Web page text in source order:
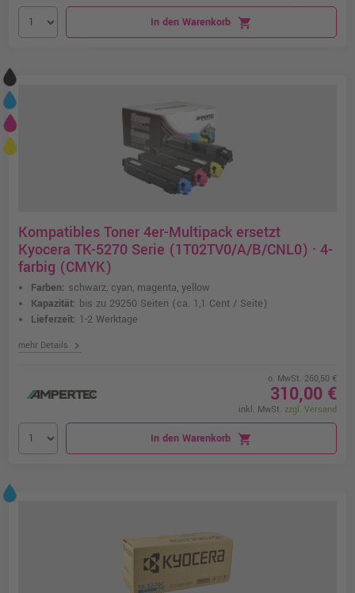
In den Warenkorb shopping_cart
Kompatibles Toner 4er-Multipack ersetzt
Kyocera TK-5270 Serie (1T02TV0/A/B/CNL0) · 4-
farbig (CMYK)
Farben: schwarz, cyan, magenta, yellow
Kapazität: bis zu 29250 Seiten (ca. 1,1 Cent / Seite)
Lieferzeit: 1-2 Werktage
mehr Details chevron_right
o. MwSt. 260,50 €
310,00 €
inkl. MwSt. zzgl. Versand
In den Warenkorb shopping_cart